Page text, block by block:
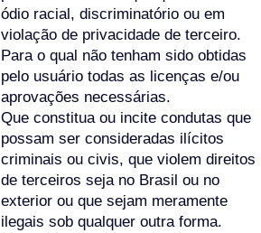
ódio racial, discriminatório ou em
violação de privacidade de terceiro.
Para o qual não tenham sido obtidas
pelo usuário todas as licenças e/ou
aprovações necessárias.
Que constitua ou incite condutas que
possam ser consideradas ilícitos
criminais ou civis, que violem direitos
de terceiros seja no Brasil ou no
exterior ou que sejam meramente
ilegais sob qualquer outra forma.